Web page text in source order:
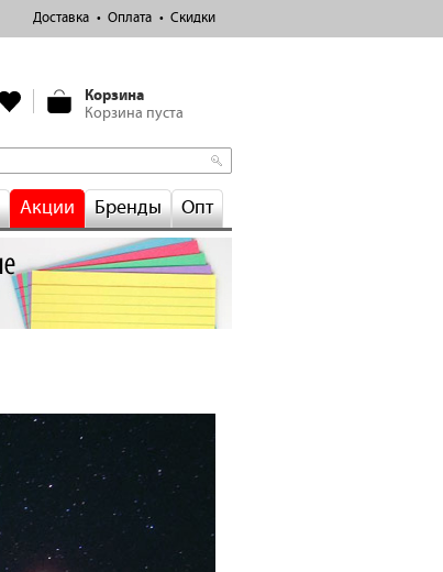
Доставка Оплата Скидки
Корзина
Корзина пуста
Акции Бренды Опт